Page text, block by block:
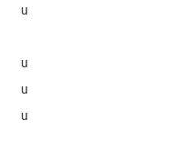
u
u
u
u